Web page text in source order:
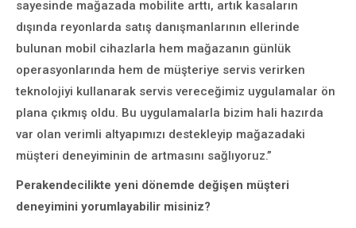
sayesinde mağazada mobilite arttı, artık kasaların
dışında reyonlarda satış danışmanlarının ellerinde
bulunan mobil cihazlarla hem mağazanın günlük
operasyonlarında hem de müşteriye servis verirken
teknolojiyi kullanarak servis vereceğimiz uygulamalar ön
plana çıkmış oldu. Bu uygulamalarla bizim hali hazırda
var olan verimli altyapımızı destekleyip mağazadaki
müşteri deneyiminin de artmasını sağlıyoruz.”
Perakendecilikte yeni dönemde değişen müşteri
deneyimini yorumlayabilir misiniz?